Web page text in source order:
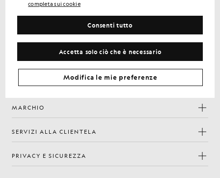
Indirizzo e-mail
Facebook
Instagram
YouTube
TikTok
MARCHIO
SERVIZI ALLA CLIENTELA
PRIVACY E SICUREZZA
completa sui cookie
Accetta solo ciò che è necessario
Consenti tutto
Modifica le mie preferenze